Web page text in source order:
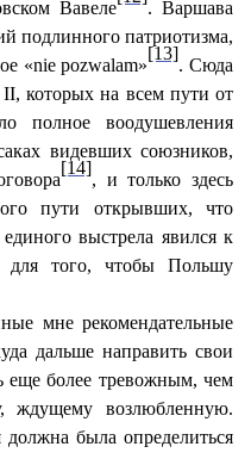
Вавеле
. Варшава
подлинного патриотизма,
«nie pozwalam»
[13]
. Сюда
которых на всем пути от
полное воодушевления
видевших союзников,
[14]
, и только здесь
пути открывших, что
выстрела явился к
для того, чтобы Польшу
мне рекомендательные
дальше направить свои
более тревожным, чем
ждущему возлюбленную.
была определиться